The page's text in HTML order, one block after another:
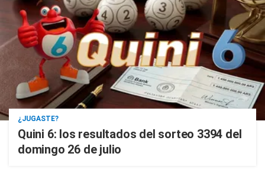
¿JUGASTE?
Quini 6: los resultados del sorteo 3394 del
domingo 26 de julio